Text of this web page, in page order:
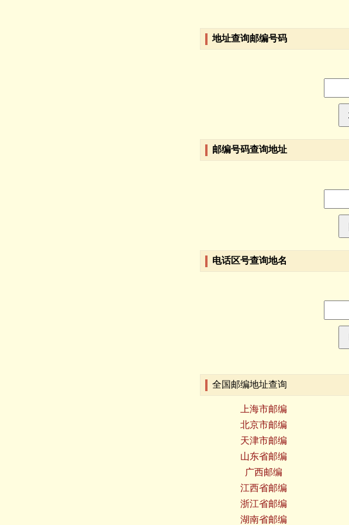
地址查询邮编号码
邮编号码查询地址
电话区号查询地名
全国邮编地址查询
上海市邮编
北京市邮编
天津市邮编
山东省邮编
广西邮编
江西省邮编
浙江省邮编
湖南省邮编